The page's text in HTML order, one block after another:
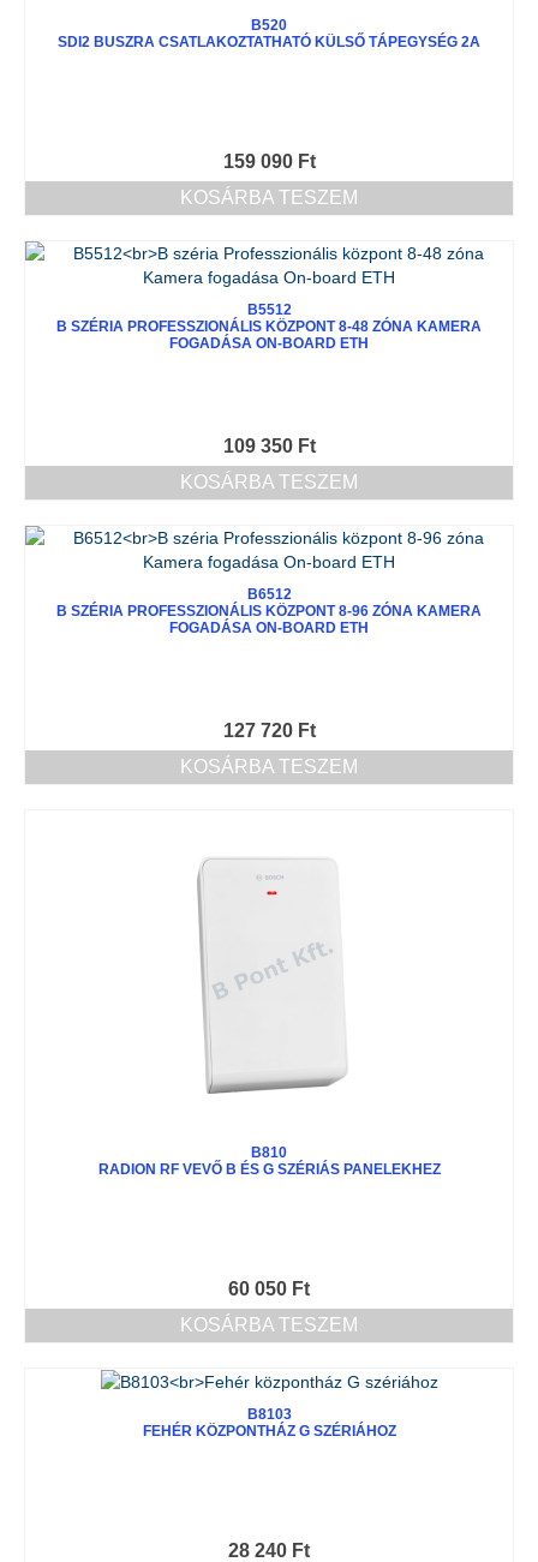
B520
SDI2 BUSZRA CSATLAKOZTATHATÓ KÜLSŐ TÁPEGYSÉG 2A
159 090 Ft
KOSÁRBA TESZEM
B5512
B SZÉRIA PROFESSZIONÁLIS KÖZPONT 8-48 ZÓNA KAMERA
FOGADÁSA ON-BOARD ETH
109 350 Ft
KOSÁRBA TESZEM
B6512
B SZÉRIA PROFESSZIONÁLIS KÖZPONT 8-96 ZÓNA KAMERA
FOGADÁSA ON-BOARD ETH
127 720 Ft
KOSÁRBA TESZEM
B810
RADION RF VEVŐ B ÉS G SZÉRIÁS PANELEKHEZ
60 050 Ft
KOSÁRBA TESZEM
B8103
FEHÉR KÖZPONTHÁZ G SZÉRIÁHOZ
28 240 Ft